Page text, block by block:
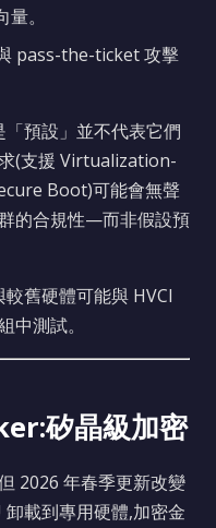
。
pass-the-ticket 攻擊
預設」並不代表它們
(支援 Virtualization-
Boot)可能會無聲
的合規性—而非假設預
舊硬體可能與 HVCI
中測試。
矽晶級加密
2026 年春季更新改變
載到專用硬體,加密金